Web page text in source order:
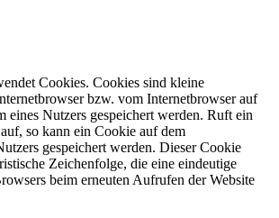
Cookies. Cookies sind kleine
bzw. vom Internetbrowser auf
eines Nutzers gespeichert werden. Ruft ein
so kann ein Cookie auf dem
gespeichert werden. Dieser Cookie
Zeichenfolge, die eine eindeutige
beim erneuten Aufrufen der Website